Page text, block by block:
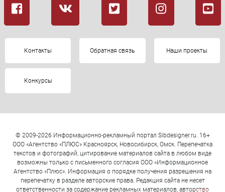
Контакты Обратная связь Наши проекты
Конкурсы
© 2009-2026 Информационно-рекламный портал Sibdesigner.ru. 16+
ООО «Агентство «ПЛЮС» Красноярск, Новосибирск, Омск. Перепечатка
текстов и фотографий, цитирование материалов сайта в любом виде
возможны только с письменного согласия ООО «Информационное
Агентство «Плюс». Информация о порядке получения разрешения на
перепечатку в разделе авторские права. Редакция сайта не несет
ответственности за содержание рекламных материалов, авторство